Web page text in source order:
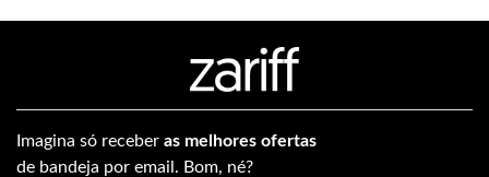
Imagina só receber as melhores ofertas
de bandeja por email. Bom, né?